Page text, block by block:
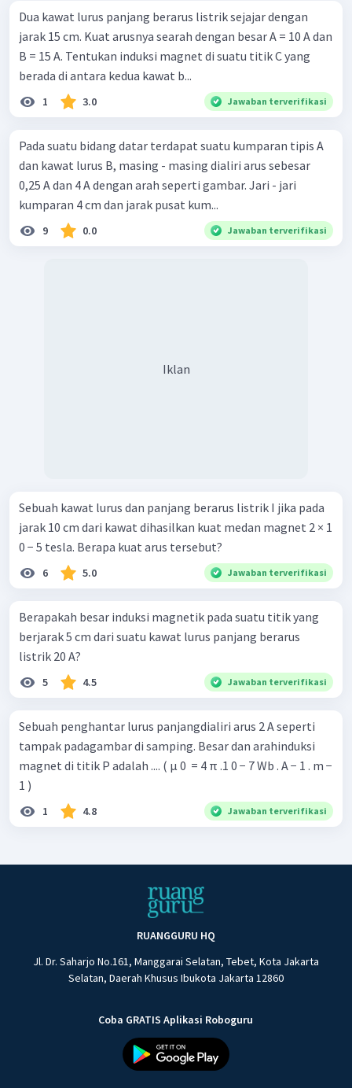
Dua kawat lurus panjang berarus listrik sejajar dengan
jarak 15 cm. Kuat arusnya searah dengan besar A = 10 A dan
B = 15 A. Tentukan induksi magnet di suatu titik C yang
berada di antara kedua kawat b...
1 3.0 Jawaban terverifikasi
Pada suatu bidang datar terdapat suatu kumparan tipis A
dan kawat lurus B, masing - masing dialiri arus sebesar
0,25 A dan 4 A dengan arah seperti gambar. Jari - jari
kumparan 4 cm dan jarak pusat kum...
9 0.0 Jawaban terverifikasi
Iklan
Sebuah kawat lurus dan panjang berarus listrik I jika pada
jarak 10 cm dari kawat dihasilkan kuat medan magnet 2 × 1
0 − 5 tesla. Berapa kuat arus tersebut?
6 5.0 Jawaban terverifikasi
Berapakah besar induksi magnetik pada suatu titik yang
berjarak 5 cm dari suatu kawat lurus panjang berarus
listrik 20 A?
5 4.5 Jawaban terverifikasi
Sebuah penghantar lurus panjangdialiri arus 2 A seperti
tampak padagambar di samping. Besar dan arahinduksi
magnet di titik P adalah .... ( μ 0 ​ = 4 π .1 0 − 7 Wb . A − 1 . m −
1 )
1 4.8 Jawaban terverifikasi
RUANGGURU HQ
Jl. Dr. Saharjo No.161, Manggarai Selatan, Tebet, Kota Jakarta
Selatan, Daerah Khusus Ibukota Jakarta 12860
Coba GRATIS Aplikasi Roboguru